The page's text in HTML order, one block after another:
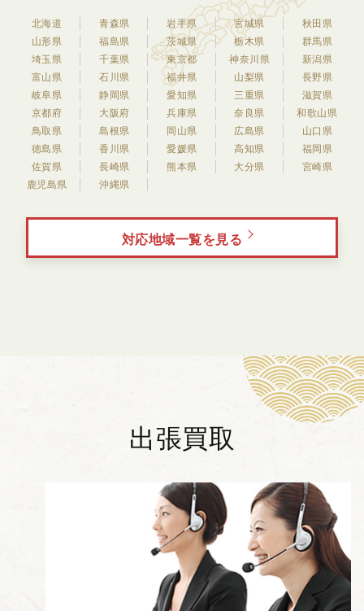
北海道 青森県 岩手県 宮城県
秋田県
山形県
福島県 茨城県 栃木県
群馬県
埼玉県
千葉県 東京都 神奈川県
新潟県
富山県
石川県 福井県 山梨県
長野県
岐阜県
静岡県 愛知県 三重県
滋賀県
京都府
大阪府 兵庫県 奈良県
和歌山県
鳥取県
島根県 岡山県 広島県
山口県
徳島県
香川県 愛媛県 高知県
福岡県
佐賀県
長崎県 熊本県 大分県
宮崎県
鹿児島県
沖縄県
対応地域一覧を見る
出張買取